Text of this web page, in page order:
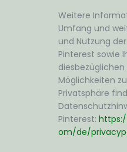
Weitere
Umfang und
und Nutzung
Pinterest sowie
Möglichkeiten
Privatsphäre
Pinterest:
om/de/